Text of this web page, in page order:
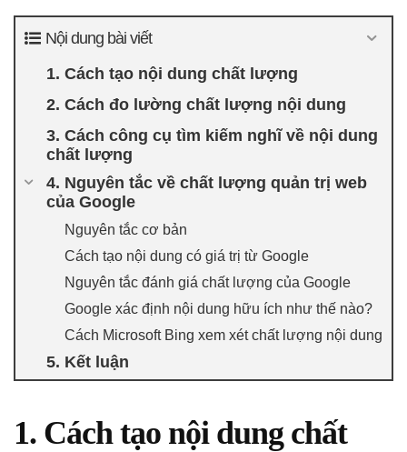
Nội dung bài viết
1. Cách tạo nội dung chất lượng
2. Cách đo lường chất lượng nội dung
3. Cách công cụ tìm kiếm nghĩ về nội dung
chất lượng
4. Nguyên tắc về chất lượng quản trị web
của Google
Nguyên tắc cơ bản
Cách tạo nội dung có giá trị từ Google
Nguyên tắc đánh giá chất lượng của Google
Google xác định nội dung hữu ích như thế nào?
Cách Microsoft Bing xem xét chất lượng nội dung
5. Kết luận
1. Cách tạo nội dung chất